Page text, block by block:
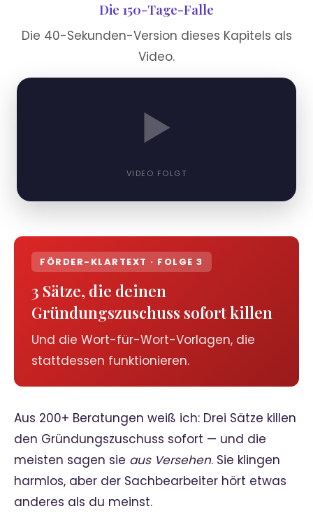
Die 150-Tage-Falle
Die 40-Sekunden-Version dieses Kapitels als
Video.
▶
VIDEO FOLGT
FÖRDER-KLARTEXT · FOLGE 3
3 Sätze, die deinen
Gründungszuschuss sofort killen
Und die Wort-für-Wort-Vorlagen, die
stattdessen funktionieren.
Aus 200+ Beratungen weiß ich: Drei Sätze killen
den Gründungszuschuss sofort — und die
meisten sagen sie aus Versehen. Sie klingen
harmlos, aber der Sachbearbeiter hört etwas
anderes als du meinst.